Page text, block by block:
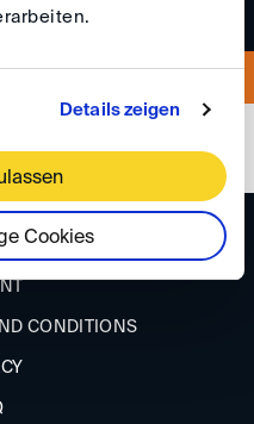
Details zeigen
Cookies
CONDITIONS